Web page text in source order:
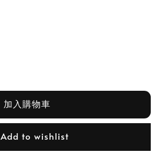
加入購物車
Add to wishlist